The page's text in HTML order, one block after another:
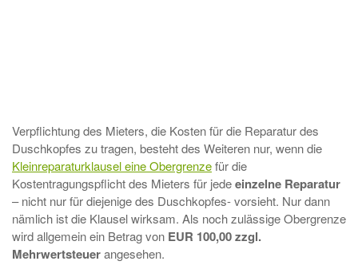
Verpflichtung des Mieters, die Kosten für die Reparatur des
Duschkopfes zu tragen, besteht des Weiteren nur, wenn die
Kleinreparaturklausel eine Obergrenzefür die
Kostentragungspflicht des Mieters für jedeeinzelne Reparatur
– nicht nur für diejenige des Duschkopfes- vorsieht. Nur dann
nämlich ist die Klausel wirksam. Als noch zulässige Obergrenze
wird allgemein ein Betrag von EUR 100,00 zzgl.
Mehrwertsteuerangesehen.